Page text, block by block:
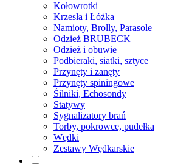
Kołowrotki
Krzesła i Łóżka
Namioty, Brolly, Parasole
Odzież BRUBECK
Odzież i obuwie
Podbieraki, siatki, sztyce
Przynęty i zanęty
Przynęty spiningowe
Śilniki, Echosondy
Statywy
Sygnalizatory brań
Torby, pokrowce, pudełka
Wędki
Zestawy Wędkarskie